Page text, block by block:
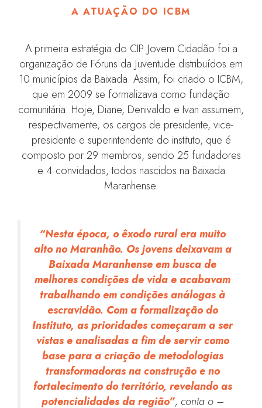
A ATUAÇÃO DO ICBM
A primeira estratégia do CIP Jovem Cidadão foi a
organização de Fóruns da Juventude distribuídos em
10 municípios da Baixada. Assim, foi criado o ICBM,
que em 2009 se formalizava como fundação
comunitária. Hoje, Diane, Denivaldo e Ivan assumem,
respectivamente, os cargos de presidente, vice-
presidente e superintendente do instituto, que é
composto por 29 membros, sendo 25 fundadores
e 4 convidados, todos nascidos na Baixada
Maranhense.
“Nesta época, o êxodo rural era muito
alto no Maranhão. Os jovens deixavam a
Baixada Maranhense em busca de
melhores condições de vida e acabavam
trabalhando em condições análogas à
escravidão. Com a formalização do
Instituto, as prioridades começaram a ser
vistas e analisadas a fim de servir como
base para a criação de metodologias
transformadoras na construção e no
fortalecimento do território, revelando as
potencialidades da região”, conta o –